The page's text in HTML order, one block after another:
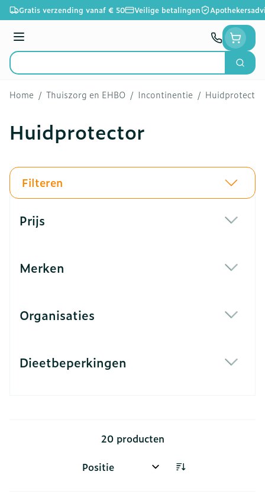
Ga naar de inhoud
Gratis verzending vanaf € 50 Veilige betalingen
Menu
Product, merk, categorie...
Zoek
Home / Thuiszorg en EHBO / Incontinentie / Huidprotector
Huidprotector
Filteren
Prijs
Merken
Organisaties
Dieetbeperkingen
20producten
Sorteer op: